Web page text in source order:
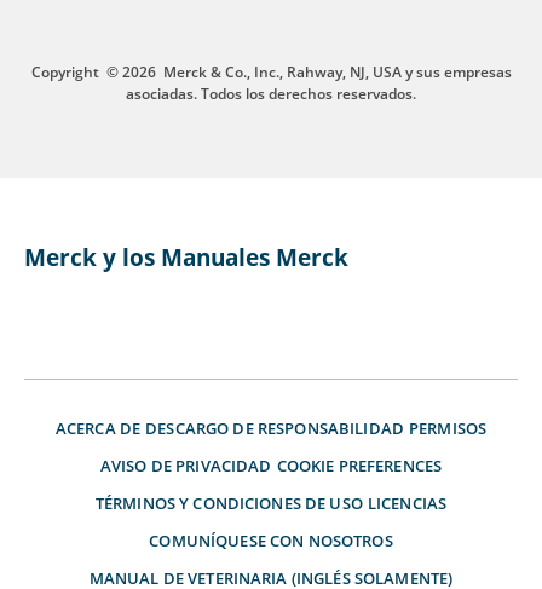
Copyright © 2026 Merck & Co., Inc., Rahway, NJ, USA y sus empresas
asociadas. Todos los derechos reservados.
Merck y los Manuales Merck
ACERCA DE DESCARGO DE RESPONSABILIDAD PERMISOS
AVISO DE PRIVACIDAD COOKIE PREFERENCES
TÉRMINOS Y CONDICIONES DE USO LICENCIAS
COMUNÍQUESE CON NOSOTROS
MANUAL DE VETERINARIA (INGLÉS SOLAMENTE)